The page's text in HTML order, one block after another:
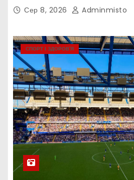
Сер 8, 2026 Adminmisto
СПОРТ І ЗДОРОВ’Я